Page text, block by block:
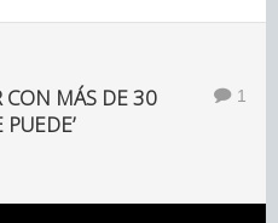
CON MÁS DE 30
1